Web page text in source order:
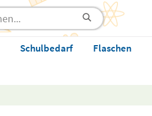
Schulbedarf Flaschen